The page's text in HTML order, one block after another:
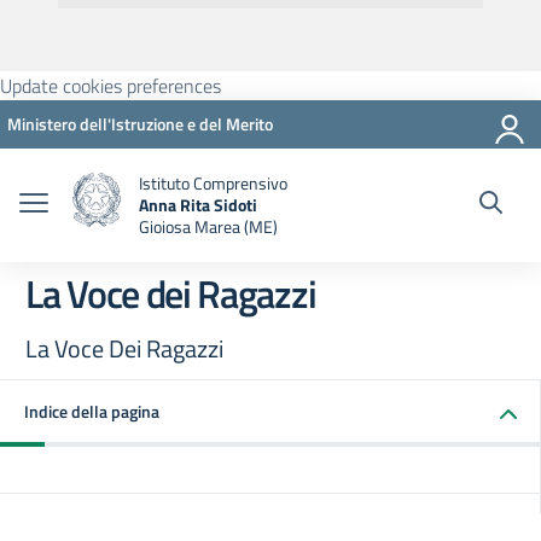
Update cookies preferences
Ministero dell'Istruzione e del Merito
Istituto Comprensivo
Anna Rita Sidoti
Gioiosa Marea (ME)
La Voce dei Ragazzi
La Voce Dei Ragazzi
Indice della pagina